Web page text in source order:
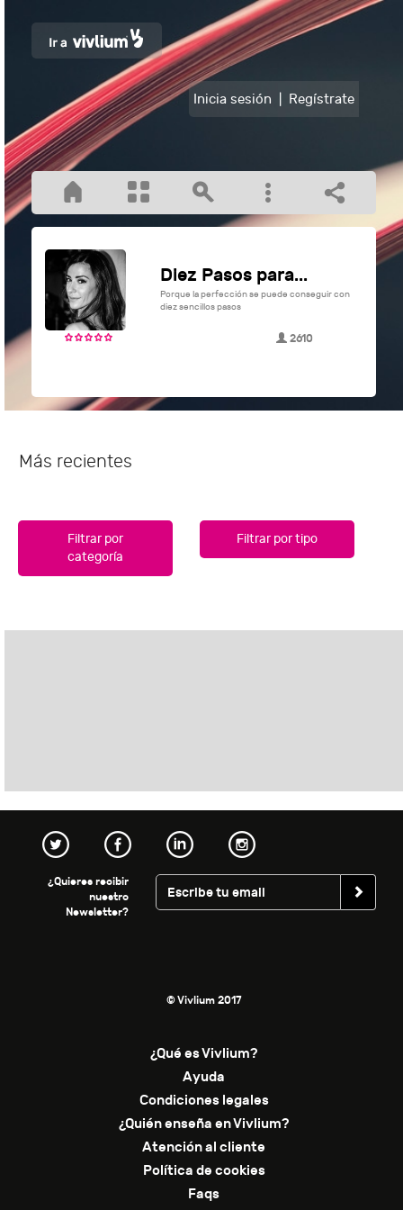
Inicia sesión Regístrate
Diez Pasos para...
Porque la perfección se puede conseguir con
diez sencillos pasos
2610
Más recientes
Filtrar por
categoría
Filtrar por tipo
¿Quieres recibir
nuestro
Newsletter?
© Vivlium 2017
¿Qué es Vivlium?
Ayuda
Condiciones legales
¿Quién enseña en Vivlium?
Atención al cliente
Política de cookies
Faqs